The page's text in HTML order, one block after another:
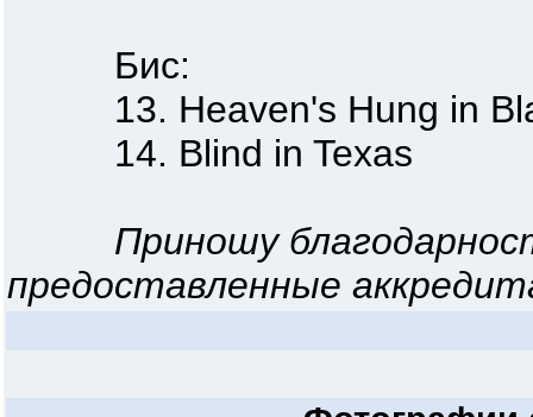
Бис:
13. Heaven's Hung in
14. Blind in Texas
Приношу
предоставленные